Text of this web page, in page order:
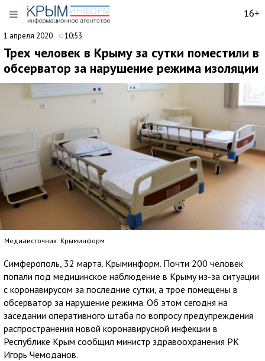
16+
1 апреля 2020 10:53
Трех человек в Крыму за сутки поместили в
обсерватор за нарушение режима изоляции
Медиаисточник: Крыминформ
Симферополь, 32 марта. Крыминформ. Почти 200 человек
попали под медицинское наблюдение в Крыму из-за ситуации
с коронавирусом за последние сутки, а трое помещены в
обсерватор за нарушение режима. Об этом сегодня на
заседании оперативного штаба по вопросу предупреждения
распространения новой коронавирусной инфекции в
Республике Крым сообщил министр здравоохранения РК
Игорь Чемоданов.